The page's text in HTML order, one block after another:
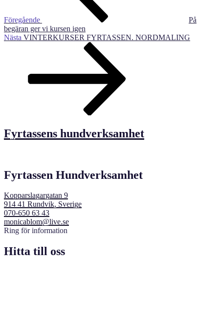
Föregående
På
begäran ger vi kursen igen
Nästa
Nästa VINTERKURSER FYRTASSEN. NORDMALING
Fyrtassens hundverksamhet
Fyrtassen Hundverksamhet
Kopparslagargatan 9
914 41 Rundvik, Sverige
070-650 63 43
monicablom@live.se
Ring för information
Hitta till oss